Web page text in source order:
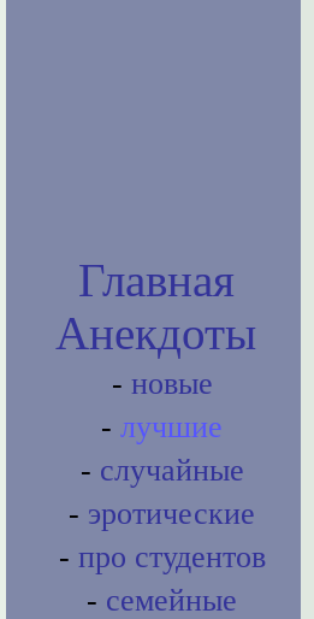
Главная
Анекдоты
- новые
- лучшие
- случайные
- эротические
- про студентов
- семейные